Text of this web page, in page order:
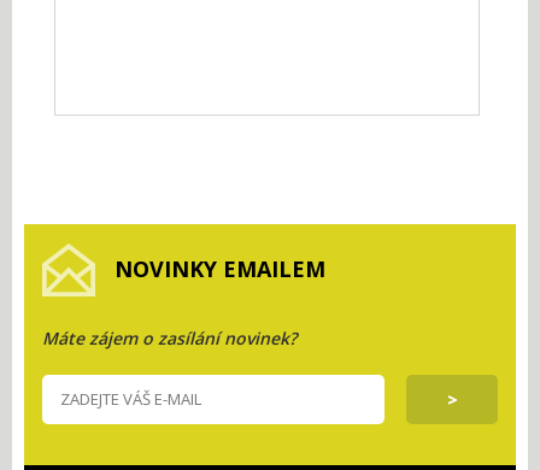
NOVINKY EMAILEM
Máte zájem o zasílání novinek?